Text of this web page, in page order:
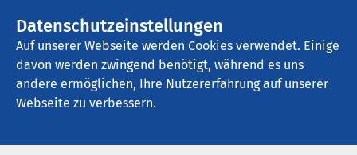
Datenschutzeinstellungen
Auf unserer Webseite werden Cookies verwendet. Einige
davon werden zwingend benötigt, während es uns
andere ermöglichen, Ihre Nutzererfahrung auf unserer
Webseite zu verbessern.
AMEOS Poliklinika Torgelow